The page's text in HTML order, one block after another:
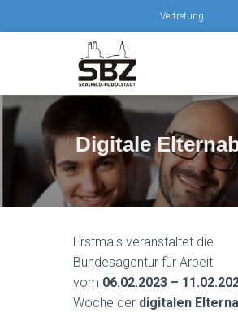
Vertretung
Digitale
Erstmals veranstaltet die
Bundesagentur für Arbeit
vom 06.02.2023 –
Woche der digitalen